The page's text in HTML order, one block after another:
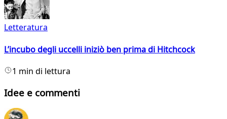
Letteratura
L’incubo degli uccelli iniziò ben prima di Hitchcock
1 min di lettura
Idee e commenti